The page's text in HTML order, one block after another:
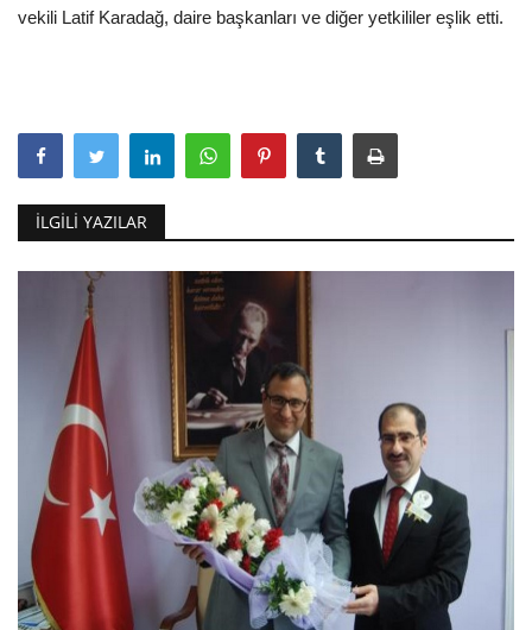
vekili Latif Karadağ, daire başkanları ve diğer yetkililer eşlik etti.
İLGILI YAZILAR